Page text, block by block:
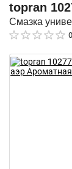
topran
Смазка